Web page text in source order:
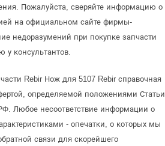
Пожалуйста, сверяйте информацию о
на официальном сайте фирмы-
недоразумений при покупке запчасти
у консультантов.
Rebir Нож для 5107 Rebir справочная
определяемой положениями Статьи
Любое несоответствие информации о
- опечатки, о которых мы
связи для скорейшего